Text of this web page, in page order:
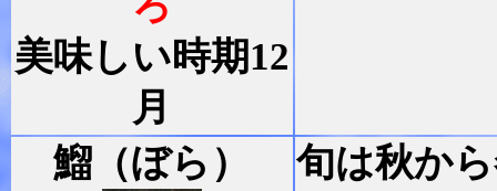
美味しい時期12
月
鰡（ぼら）
旬は秋か